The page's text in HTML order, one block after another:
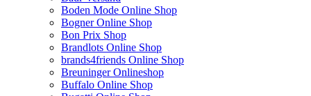
Boden Mode Online Shop
Bogner Online Shop
Bon Prix Shop
Brandlots Online Shop
brands4friends Online Shop
Breuninger Onlineshop
Buffalo Online Shop